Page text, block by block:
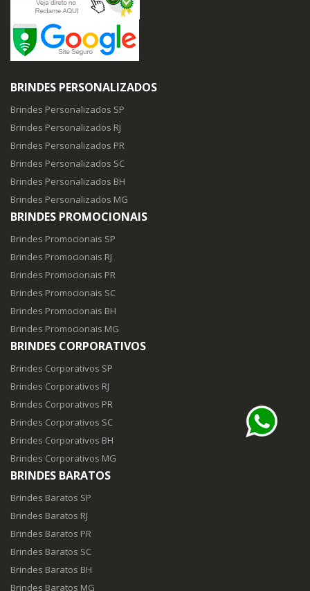
BRINDES PERSONALIZADOS
Brindes Personalizados SP
Brindes Personalizados RJ
Brindes Personalizados PR
Brindes Personalizados SC
Brindes Personalizados BH
Brindes Personalizados MG
BRINDES PROMOCIONAIS
Brindes Promocionais SP
Brindes Promocionais RJ
Brindes Promocionais PR
Brindes Promocionais SC
Brindes Promocionais BH
Brindes Promocionais MG
BRINDES CORPORATIVOS
Brindes Corporativos SP
Brindes Corporativos RJ
Brindes Corporativos PR
Brindes Corporativos SC
Brindes Corporativos BH
Brindes Corporativos MG
BRINDES BARATOS
Brindes Baratos SP
Brindes Baratos RJ
Brindes Baratos PR
Brindes Baratos SC
Brindes Baratos BH
Brindes Baratos MG